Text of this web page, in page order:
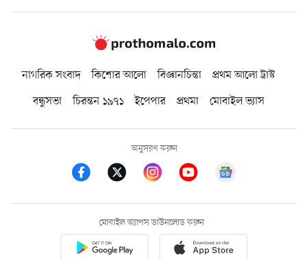
নাগরিক সংবাদ কিশোর আলো বিজ্ঞানচিন্তা
প্রথম আলো ট্রাস্ট
বন্ধুসভা
চিরন্তন ১৯৭১ ইপেপার প্রথমা মোবাইল ভ্যাস
অনুসরণ করুন
মোবাইল অ্যাপস ডাউনলোড করুন